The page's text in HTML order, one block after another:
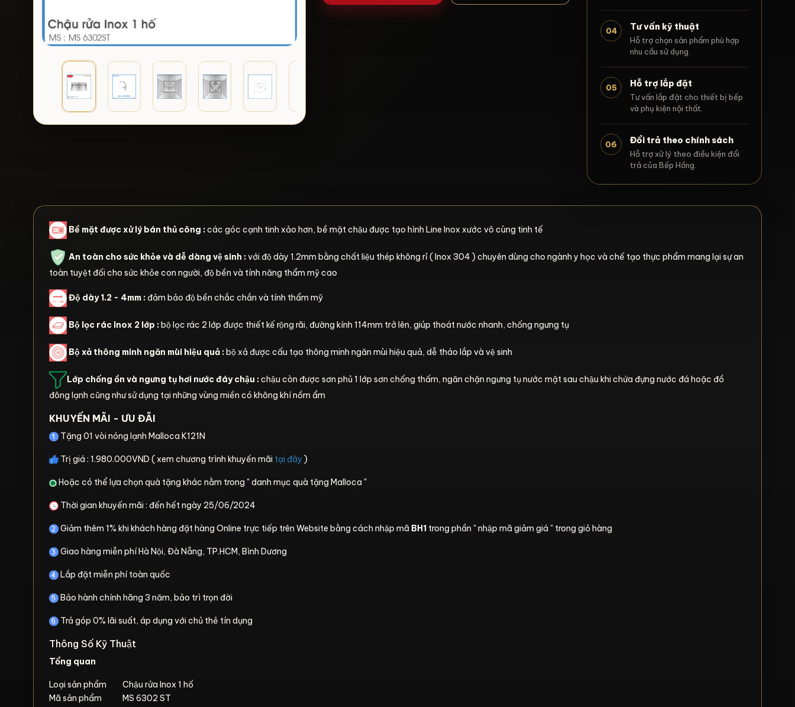
04 Tư vấn kỹ thuật
Hỗ trợ chọn sản phẩm phù hợp
nhu cầu sử dụng.
05 Hỗ trợ lắp đặt
Tư vấn lắp đặt cho thiết bị bếp
và phụ kiện nội thất.
06 Đổi trả theo chính sách
Hỗ trợ xử lý theo điều kiện đổi
trả của Bếp Hồng.
Bề mặt được xử lý bán thủ công :các góc cạnh tinh xảo hơn, bề mặt chậu được tạo hình Line Inox xước vô cùng tinh tế
An toàn cho sức khỏe và dễ dàng vệ sinh :với độ dày 1.2mm bằng chất liệu thép không rỉ ( Inox 304 ) chuyên dùng cho ngành y học và chế tạo thực phẩm mang lại sự an
toàn tuyệt đối cho sức khỏe con người, độ bền và tính năng thẩm mỹ cao
Độ dày 1.2 - 4mm :đảm bảo độ bền chắc chắn và tính thẩm mỹ
Bộ lọc rác Inox 2 lớp :bộ lọc rác 2 lớp được thiết kế rộng rãi, đường kính 114mm trở lên, giúp thoát nước nhanh, chống ngưng tụ
Bộ xả thông minh ngăn mùi hiệu quả :bộ xả được cấu tạo thông minh ngăn mùi hiệu quả, dễ tháo lắp và vệ sinh
Lớp chống ồn và ngưng tụ hơi nước đáy chậu :chậu còn được sơn phủ 1 lớp sơn chống thấm, ngăn chặn ngưng tụ nước mặt sau chậu khi chứa đựng nước đá hoặc đồ
đông lạnh cũng như sử dụng tại những vùng miền có không khí nồm ẩm
KHUYẾN MÃI - ƯU ĐÃI
Tặng 01 vòi nóng lạnh Malloca K121N
Trị giá : 1.980.000VND ( xem chương trình khuyến mãi tại đây )
Hoặc có thể lựa chọn quà tặng khác nằm trong " danh mục quà tặng Malloca "
Thời gian khuyến mãi : đến hết ngày 25/06/2024
Giảm thêm 1% khi khách hàng đặt hàng Online trực tiếp trên Website bằng cách nhập mã BH1 trong phần " nhập mã giảm giá " trong giỏ hàng
Giao hàng miễn phí Hà Nội, Đà Nẵng, TP.HCM, Bình Dương
Lắp đặt miễn phí toàn quốc
Bảo hành chính hãng 3 năm, bảo trì trọn đời
Trả góp 0% lãi suất, áp dụng với chủ thẻ tín dụng
Thông Số Kỹ Thuật
Tổng quan
Loại sản phẩm
Chậu rửa Inox 1 hố
Mã sản phẩm
MS 6302 ST